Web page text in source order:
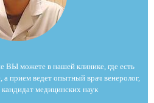
ВЫ можете в нашей клинике, где есть
прием ведет опытный врач венеролог,
медицинских наук